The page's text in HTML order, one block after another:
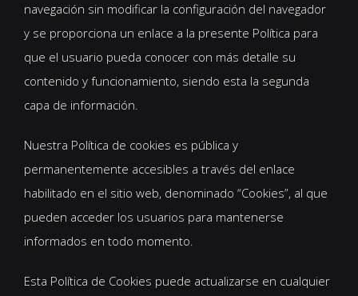
navegación sin modificar la configuración del navegador
y se proporciona un enlace a la presente Política para
que el usuario pueda conocer con más detalle su
contenido y funcionamiento, siendo esta la segunda
capa de información.
Nuestra Política de cookies es pública y
permanentemente accesibles a través del enlace
habilitado en el sitio web, denominado “Cookies”, al que
pueden acceder los usuarios para mantenerse
informados en todo momento.
Esta Política de Cookies puede actualizarse en cualquier